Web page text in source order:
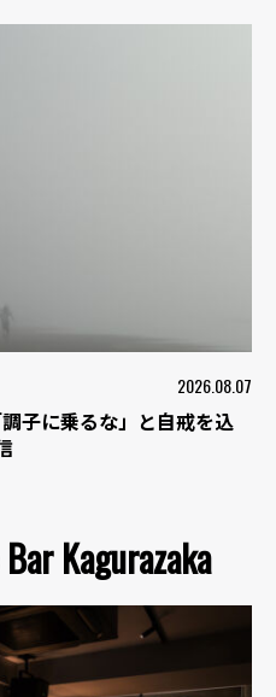
2026.08.07
子に乗るな」と自戒を込
Kagurazaka